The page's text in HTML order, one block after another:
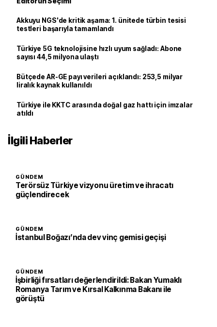
Akkuyu NGS'de kritik aşama: 1. ünitede türbin tesisi
testleri başarıyla tamamlandı
Türkiye 5G teknolojisine hızlı uyum sağladı: Abone
sayısı 44,5 milyona ulaştı
Bütçede AR-GE payı verileri açıklandı: 253,5 milyar
liralık kaynak kullanıldı
Türkiye ile KKTC arasında doğal gaz hattı için imzalar
atıldı
İlgili Haberler
GÜNDEM
Terörsüz Türkiye vizyonu üretim ve ihracatı
güçlendirecek
GÜNDEM
İstanbul Boğazı’nda dev vinç gemisi geçişi
GÜNDEM
İşbirliği fırsatları değerlendirildi: Bakan Yumaklı
Romanya Tarım ve Kırsal Kalkınma Bakanı ile
görüştü